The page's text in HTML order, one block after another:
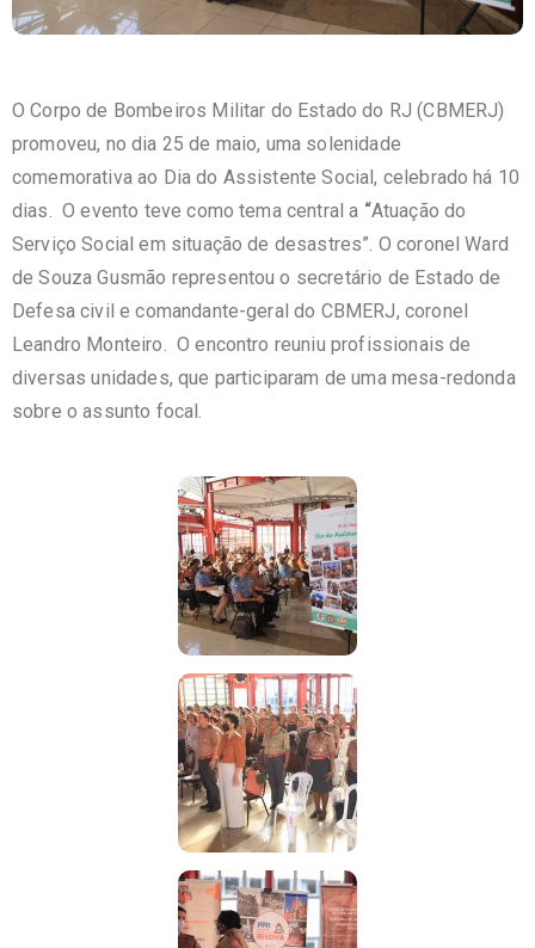
O Corpo de Bombeiros Militar do Estado do RJ (CBMERJ)
promoveu, no dia 25 de maio, uma solenidade
comemorativa ao Dia do Assistente Social, celebrado há 10
dias. O evento teve como tema central a “Atuação do
Serviço Social em situação de desastres”. O coronel Ward
de Souza Gusmão representou o secretário de Estado de
Defesa civil e comandante-geral do CBMERJ, coronel
Leandro Monteiro. O encontro reuniu profissionais de
diversas unidades, que participaram de uma mesa-redonda
sobre o assunto focal.